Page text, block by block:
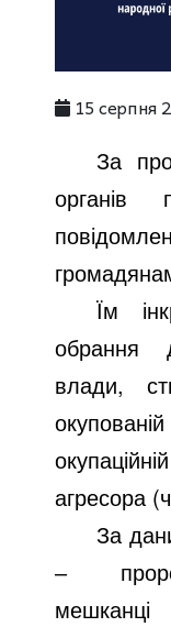
15 серпня
За
органів
Їм
обрання
влади,
агресора
За
‒